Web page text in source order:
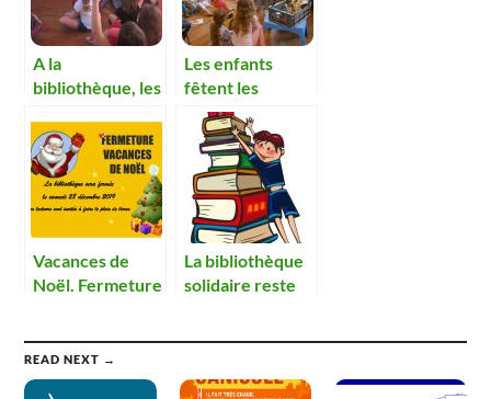
A la
bibliothèque, les
goût à la lecture
Les enfants
fêtent les
vacances
Vacances de
Noël. Fermeture
La bibliothèque
solidaire reste
READ NEXT →